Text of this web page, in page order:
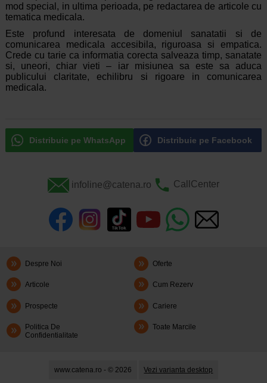
mod special, in ultima perioada, pe redactarea de articole cu
tematica medicala.
Este profund interesata de domeniul sanatatii si de
comunicarea medicala accesibila, riguroasa si empatica.
Crede cu tarie ca informatia corecta salveaza timp, sanatate
si, uneori, chiar vieti – iar misiunea sa este sa aduca
publicului claritate, echilibru si rigoare in comunicarea
medicala.
Distribuie pe WhatsApp Distribuie pe Facebook
infoline@catena.ro CallCenter
Despre Noi Oferte
Articole Cum Rezerv
Prospecte Cariere
Politica De
Confidentialitate
Toate Marcile
www.catena.ro - © 2026 Vezi varianta desktop